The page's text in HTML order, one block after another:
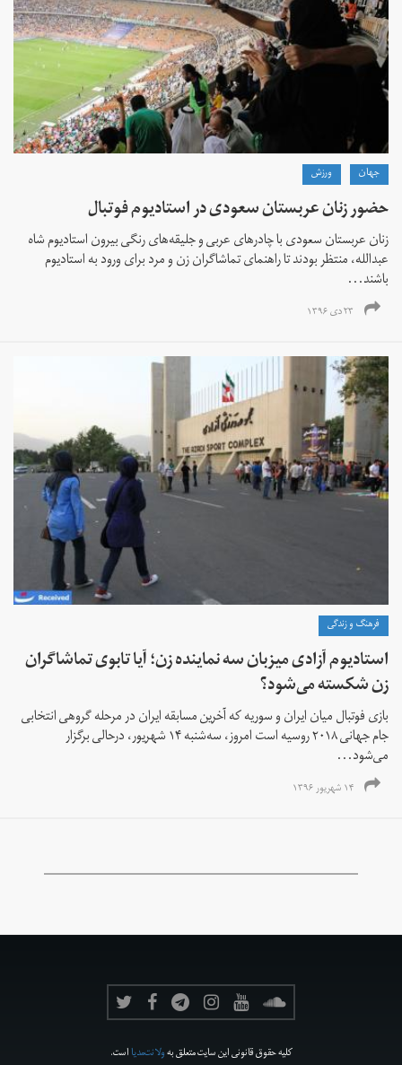
جهان ورزش
حضور زنان عربستان سعودی در استادیوم فوتبال
زنان عربستان سعودی با چادرهای عربی و جلیقه‌های رنگی بیرون استادیوم شاه
عبدالله، منتظر بودند تا راهنمای تماشاگران زن و مرد برای ورود به استادیوم
باشند...
۲۳ دی ۱۳۹۶
فرهنگ و زندگی
استادیوم آزادی میزبان سه نماینده زن؛ آیا تابوی تماشاگران
زن شکسته می‌شود؟
بازی فوتبال میان ایران و سوریه که آخرین مسابقه ایران در مرحله گروهی انتخابی
جام جهانی ۲۰۱۸ روسیه است امروز، سه‌شنبه ۱۴ شهریور، درحالی برگزار
می‌شود...
۱۴ شهریور ۱۳۹۶
کلیه حقوق قانونی این سایت متعلق بهولانت‌مدیااست.